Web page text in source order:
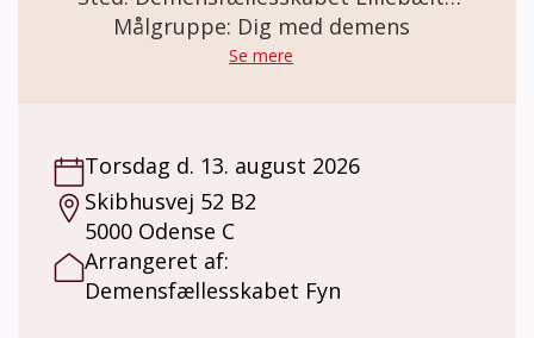
gratis. Der kan købes kaffe og the for kr. 20,-
Vendersgade 43, 7000 Fredericia Gåtur
Demensfællesskabet Lillebælt tilbyder, en
mødes i Demensfællesskabet og sammen
finder I ud af, hvor langt I går og hvor turen
går hen. Der er mulighed for at slutte turen
af med en kop kaffe og sødt. Vi slutter
senest kl. 12. Pris: Deltagelse er gratis. I
Målgruppe: Dig med demens
Se mere
Torsdag d. 13. august 2026
Skibhusvej 52 B2
5000 Odense C
Arrangeret af:
Demensfællesskabet Fyn